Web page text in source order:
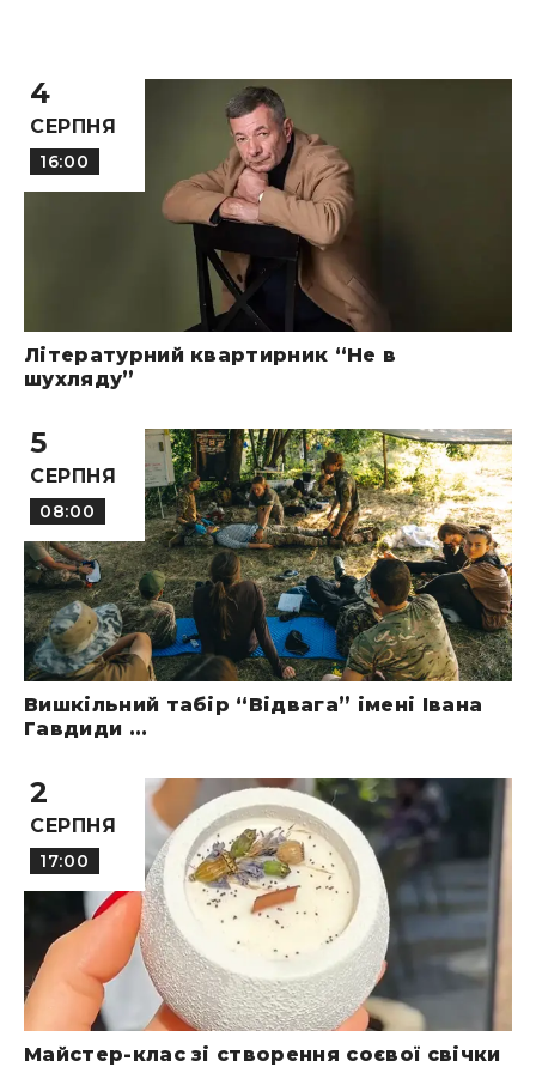
4
СЕРПНЯ
16:00
Літературний квартирник “Не в
шухляду”
5
СЕРПНЯ
08:00
Вишкільний табір “Відвага” імені Івана
Гавдиди ...
2
СЕРПНЯ
17:00
Майстер-клас зі створення соєвої свічки